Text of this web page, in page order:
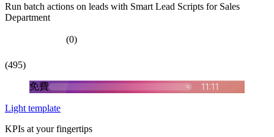
Run batch actions on leads with Smart Lead Scripts for Sales
Department
(0)
(495)
免費
Light template
KPIs at your fingertips